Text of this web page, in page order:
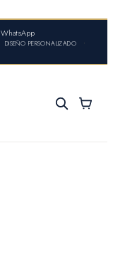
WhatsApp
DISEÑO PERSONALIZADO
•